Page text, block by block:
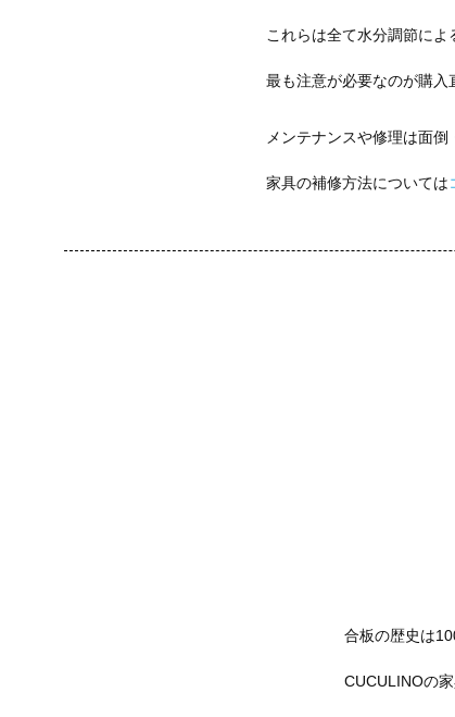
これらは全て水分調節によ
最も注意が必要なのが購入
メンテナンスや修理は面
家具の補修方法については
合板の歴史は
CUCULINOの